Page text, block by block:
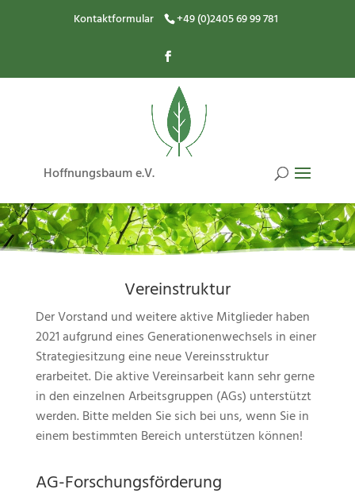
Kontaktformular +49 (0)2405 69 99 781
Hoffnungsbaum e.V.
Vereinstruktur
Der Vorstand und weitere aktive Mitglieder haben
2021 aufgrund eines Generationenwechsels in einer
Strategiesitzung eine neue Vereinsstruktur
erarbeitet. Die aktive Vereinsarbeit kann sehr gerne
in den einzelnen Arbeitsgruppen (AGs) unterstützt
werden. Bitte melden Sie sich bei uns, wenn Sie in
einem bestimmten Bereich unterstützen können!
AG-Forschungsförderung